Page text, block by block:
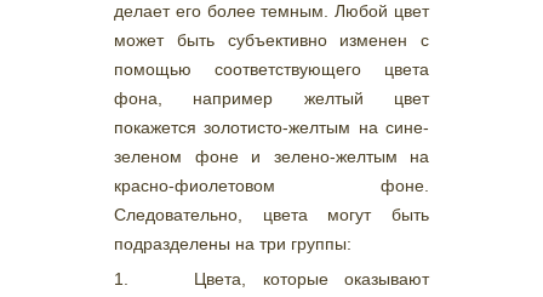
делает его более темным. Любой цвет
может быть субъективно изменен с
помощью соответствующего цвета
фона, например желтый цвет
покажется золотисто-желтым на сине-
зеленом фоне и зелено-желтым на
красно-фиолетовом фоне.
Следовательно, цвета могут быть
подразделены на три группы:
1. Цвета, которые оказывают